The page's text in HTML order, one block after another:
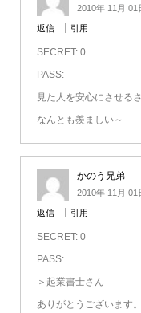
2010年 11月 01
返信 引用
SECRET: 0
PASS:
見た人を安心にさせる
なんとも羨ましい～
かのう兄弟
2010年 11月 01
返信 引用
SECRET: 0
PASS:
＞起業書士さん
ありがとうございます。